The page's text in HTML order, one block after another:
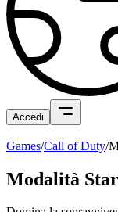
Accedi
Games/Call of Duty/
Modalità